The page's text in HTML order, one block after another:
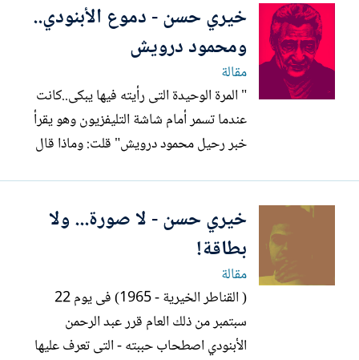
واسمه بدوي جمعة - بعدما شاهد الجزء الأول
من حلقات مسلسل "رحلة السيد أبو العلا
البشري" الذي...
خيري حسن - دموع الأبنودي..
ومحمود درويش
مقالة
" المرة الوحيدة التى رأيته فيها يبكى..كانت
عندما تسمر أمام شاشة التليفزيون وهو يقرأ
خبر رحيل محمود درويش" قلت: وماذا قال
آية عبد الرحمن الأبنودي] - فى حديث لى
معها نُشر من قبل - واليوم وأنا استرجع
ذكرياتى القليلة مع...
خيري حسن - لا صورة... ولا
بطاقة!
مقالة
( القناطر الخيرية - 1965) فى يوم 22
سبتمبر من ذلك العام قرر عبد الرحمن
الأبنودي اصطحاب حببته - التى تعرف عليها